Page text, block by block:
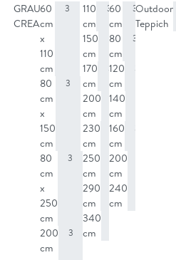
GRAU 2
CREAM
60
cm
x
110
cm
3
80
cm
x
150
cm
3
80
cm
x
250
cm
3
200
cm
3
110
cm
3
150
cm
3
170
cm
3
200
cm
3
230
cm
3
250
cm
3
290
cm
3
340
cm
60
cm
3
80
cm
3
120
cm
3
140
cm
160
cm
3
200
cm
240
cm
Outdoor
Teppich